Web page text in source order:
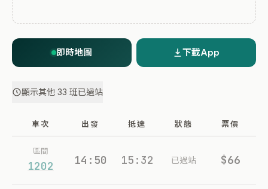
即時地圖 下載App
顯示其他 33 班已過站
車次 出發 抵達 狀態 票價
區間
1202 14:50 15:32 已過站 $66